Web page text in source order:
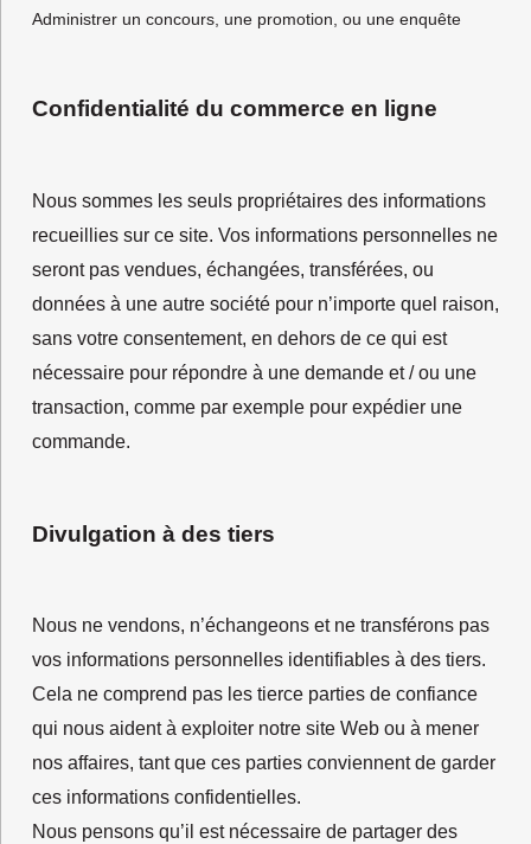
Administrer un concours, une promotion, ou une enquête
Confidentialité du commerce en ligne
Nous sommes les seuls propriétaires des informations
recueillies sur ce site. Vos informations personnelles ne
seront pas vendues, échangées, transférées, ou
données à une autre société pour n’importe quel raison,
sans votre consentement, en dehors de ce qui est
nécessaire pour répondre à une demande et / ou une
transaction, comme par exemple pour expédier une
commande.
Divulgation à des tiers
Nous ne vendons, n’échangeons et ne transférons pas
vos informations personnelles identifiables à des tiers.
Cela ne comprend pas les tierce parties de confiance
qui nous aident à exploiter notre site Web ou à mener
nos affaires, tant que ces parties conviennent de garder
ces informations confidentielles.
Nous pensons qu’il est nécessaire de partager des